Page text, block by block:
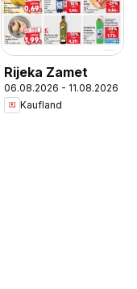
Rijeka Zamet
06.08.2026 - 11.08.2026
Kaufland